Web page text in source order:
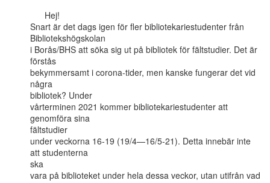
Snart är det dags igen för fler bibliotekariestudenter från
Bibliotekshögskolan
i Borås/BHS att söka sig ut på bibliotek för fältstudier. Det är
förstås
bekymmersamt i corona-tider, men kanske fungerar det vid
några
bibliotek? Under
vårterminen 2021 kommer bibliotekariestudenter att
genomföra sina
fältstudier
under veckorna 16-19 (19/4—16/5-21). Detta innebär inte
att studenterna
ska
vara på biblioteket under hela dessa veckor, utan utifrån vad